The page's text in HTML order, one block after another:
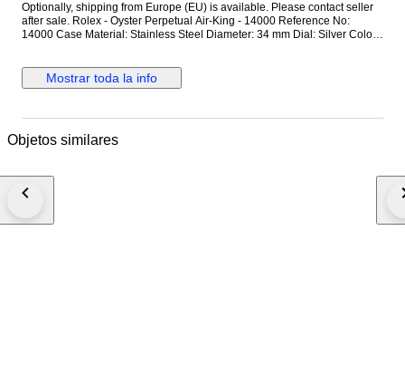
Optionally, shipping from Europe (EU) is available. Please contact seller
after sale. Rolex - Oyster Perpetual Air-King - 14000 Reference No:
14000 Case Material: Stainless Steel Diameter: 34 mm Dial: Silver Colour
wrist approximately Clasp: Hidden Deployment Case Back: Solid
Condition: Worn & Very good condition Movement: Automatic Functions:
appears in the photos is my shooting platform.) **I will use FedEX / Ups
as possible (takes usually 3-5 days *we don't guarantee water resistance
Mostrar toda la info
Objetos similares